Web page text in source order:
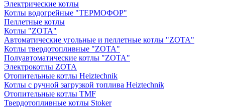
Электрические котлы
Котлы водогрейные "ТЕРМОФОР"
Пеллетные котлы
Котлы "ZOTA"
Автоматические угольные и пеллетные котлы "ZOTA"
Котлы твердотопливные "ZOTA"
Полуавтоматические котлы "ZOTA"
Электрокотлы ZOTA
Отопительные котлы Heiztechnik
Котлы с ручной загрузкой топлива Heiztechnik
Отопительные котлы TMF
Твердотопливные котлы Stoker